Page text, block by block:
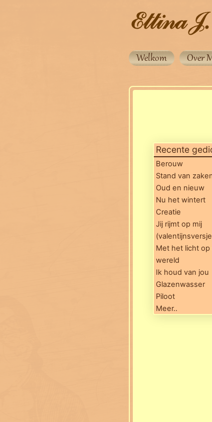
Welkom Over
Recente
Berouw
Stand van
Oud en nieuw
Nu het wintert
Creatie
Jij rijmt op mij
Met het licht op
wereld
Ik houd van jou
Glazenwasser
Piloot
Meer..